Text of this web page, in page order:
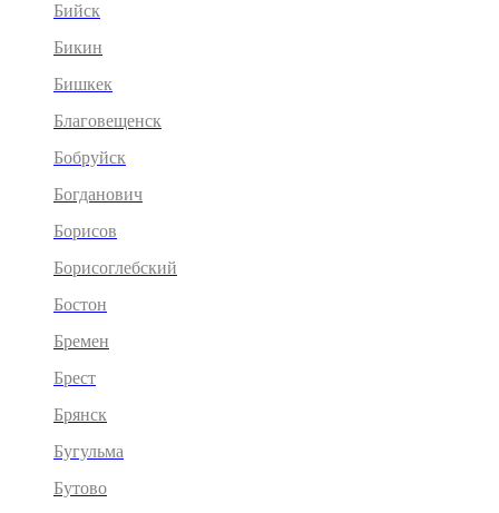
Бийск
Бикин
Бишкек
Благовещенск
Бобруйск
Богданович
Борисов
Борисоглебский
Бостон
Бремен
Брест
Брянск
Бугульма
Бутово